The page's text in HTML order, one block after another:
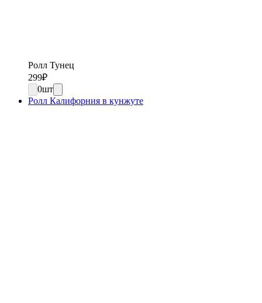
Ролл Тунец
299₽
0шт
Ролл Калифорния в кунжуте